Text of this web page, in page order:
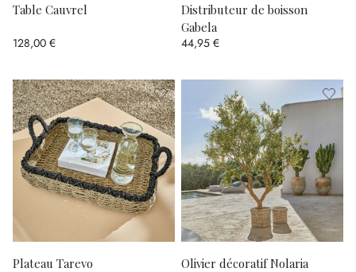
Table Cauvrel
128,00 €
Distributeur de boisson
Gabela
44,95 €
Plateau Tarevo Olivier décoratif Nolaria